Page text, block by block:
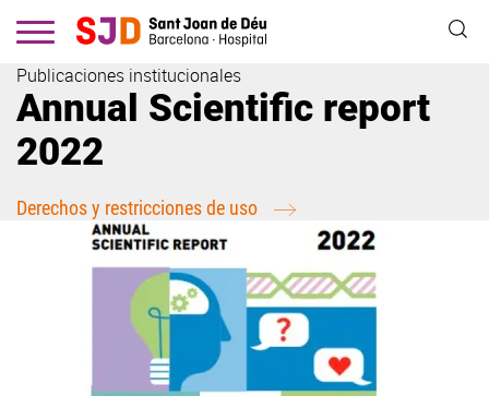
principal
Publicaciones institucionales
Annual Scientific report
2022
Derechos y restricciones de uso